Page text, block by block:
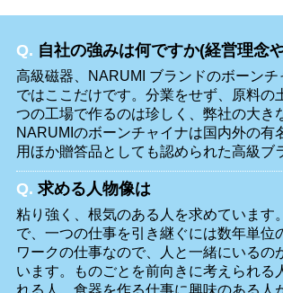
Q. 自社の強みは何ですか(経営理念
高級磁器、NARUMI ブランドのボーン
ではここだけです。分業をせず、原料の
つの工場で作るのは珍しく、弊社の大き
NARUMIのボーンチャイナは国内外の有
用ほか贈答品としても認められた高級ブ
Q. 求める人物像は
粘り強く、根気のある人を求めています
で、一つの仕事を引き継ぐには数年単位
ワークの仕事なので、人と一緒にいるの
います。ものごとを前向きに考えられる
れる人、食器を作る仕事に興味のある人